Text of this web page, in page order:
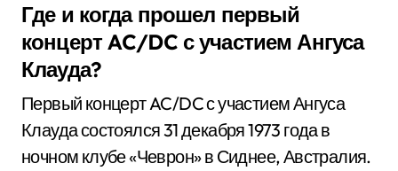
Где и когда прошел первый
концерт AC/DC с участием Ангуса
Клауда?
Первый концерт AC/DC с участием Ангуса
Клауда состоялся 31 декабря 1973 года в
ночном клубе «Чеврон» в Сиднее, Австралия.